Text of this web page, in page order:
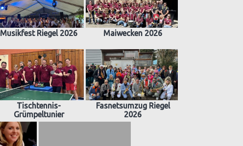
Musikfest Riegel 2026 Maiwecken 2026
Tischtennis-
Grümpeltunier
Fasnetsumzug Riegel
2026